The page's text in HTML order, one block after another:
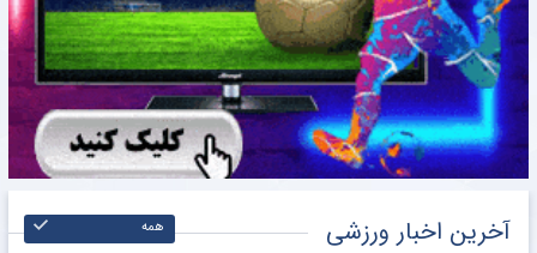
آخرین اخبار ورزشی همه